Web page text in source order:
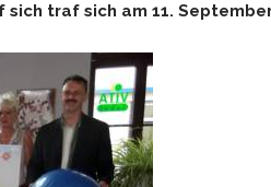
traf sich am 11.